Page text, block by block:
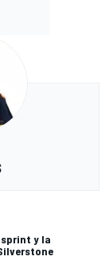
sprint y la